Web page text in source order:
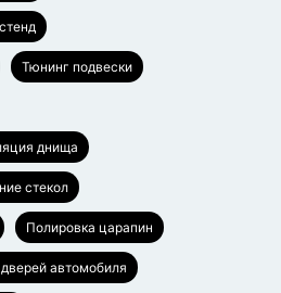
Тюнинг подвески
днища
стекол
Полировка царапин
автомобиля